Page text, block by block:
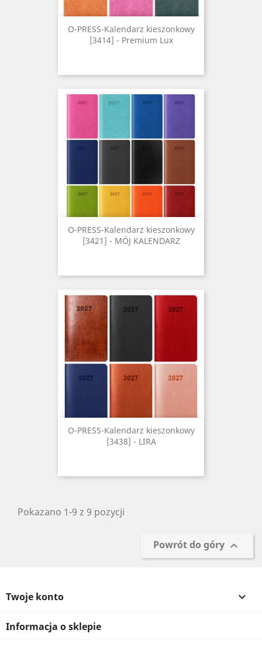
O-PRESS-Kalendarz kieszonkowy
[3414] - Premium Lux
O-PRESS-Kalendarz kieszonkowy
[3421] - MÓJ KALENDARZ
O-PRESS-Kalendarz kieszonkowy
[3438] - LIRA
Pokazano 1-9 z 9 pozycji
Powrót do góry 
Twoje konto 
Informacja o sklepie